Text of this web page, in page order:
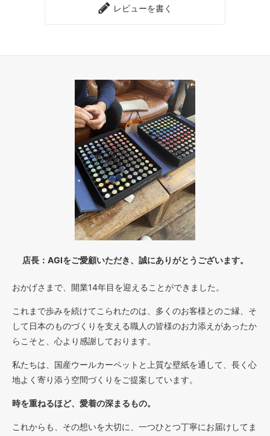
レビューを書く
店長：AGIをご愛顧いただき、誠にありがとうございます。
おかげさまで、開業14年目を迎えることができました。
これまで歩みを続けてこられたのは、多くのお客様とのご縁、そ
して日本のものづくりを支える職人の皆様のお力添えがあったか
らこそと、心より感謝しております。
私たちは、国産ウールカーペットと上質な壁紙を通して、長く心
地よく寄り添う空間づくりをご提案しています。
時を重ねるほど、愛着の深まるもの。
これからも、その想いを大切に、一つひとつ丁寧にお届けしてま